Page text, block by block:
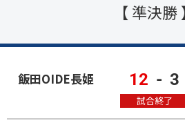
【 準決勝
飯田OIDE長姫 12 - 3
試合終了